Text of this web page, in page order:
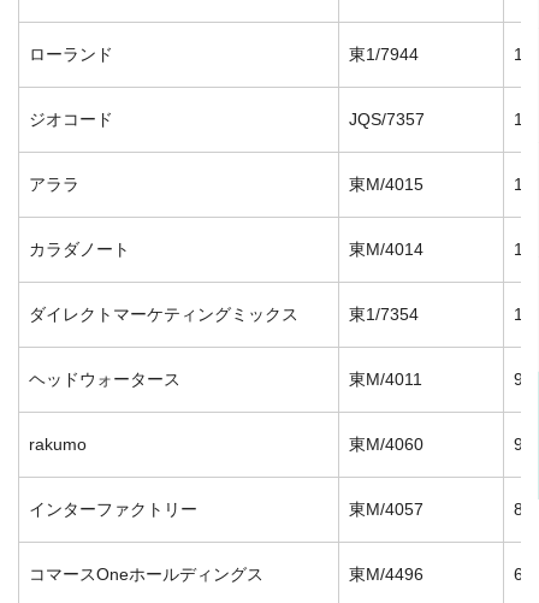
ローランド 東1/7944
ジオコード JQS/7357
アララ 東M/4015
カラダノート 東M/4014
ダイレクトマーケティングミックス 東1/7354
ヘッドウォータース 東M/4011 9/
rakumo 東M/4060 9/
インターファクトリー 東M/4057 8/
コマースOneホールディングス 東M/4496 6/